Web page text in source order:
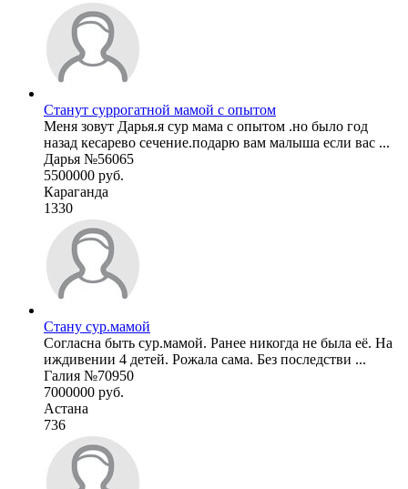
Станут суррогатной мамой с опытом
Меня зовут Дарья.я сур мама с опытом .но было год
назад кесарево сечение.подарю вам малыша если вас ...
Дарья №56065
5500000 руб.
Караганда
1330
Стану сур.мамой
Согласна быть сур.мамой. Ранее никогда не была её. На
иждивении 4 детей. Рожала сама. Без последстви ...
Галия №70950
7000000 руб.
Астана
736